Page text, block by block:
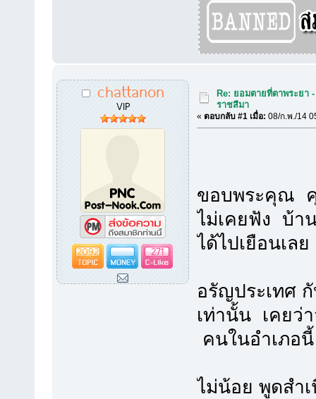
chattanon
VIP
2092 271
Re: ยอมตายที่ตาพระยา
ราชสีมา
« ตอบกลับ #1 เมื่อ: 08/ก.พ./14
ขอบพระคุณ
ไม่เคยฟัง บ้า
ได้ไปเยือนเลย
อรัญประเทศ
เท่านั้น เคยว่
คนในอำเภอ
ไม่น้อย พูดสำ